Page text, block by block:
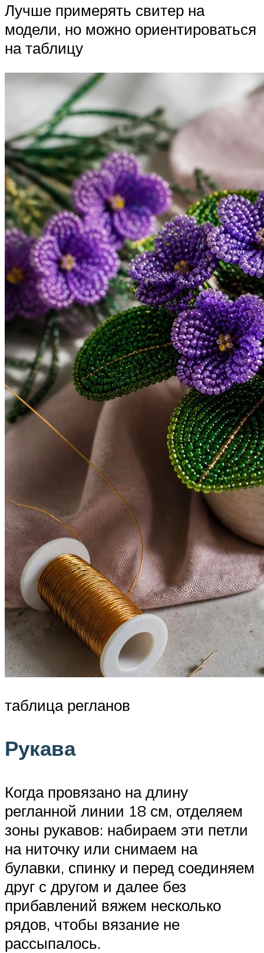
Лучше примерять свитер на
модели, но можно ориентироваться
на таблицу
таблица регланов
Рукава
Когда провязано на длину
регланной линии 18 см, отделяем
зоны рукавов: набираем эти петли
на ниточку или снимаем на
булавки, спинку и перед соединяем
друг с другом и далее без
прибавлений вяжем несколько
рядов, чтобы вязание не
рассыпалось.